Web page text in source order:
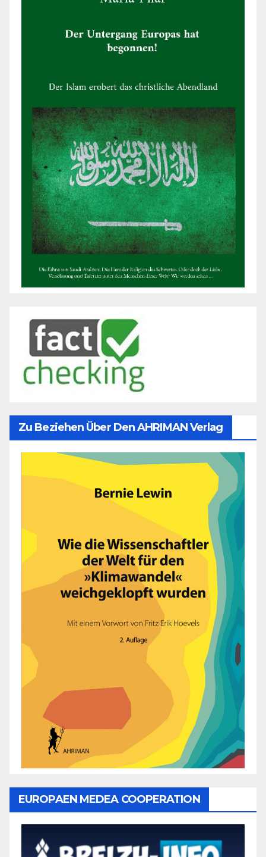
Zu Beziehen Über Den AHRIMAN Verlag
EUROPAEN MEDEA COOPERATION